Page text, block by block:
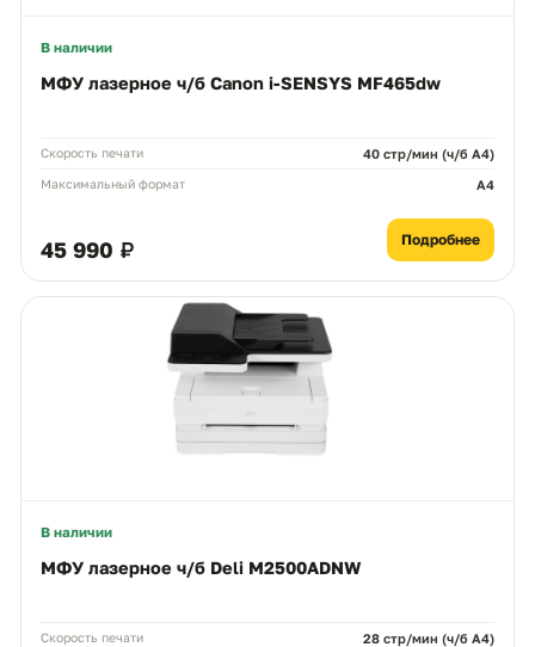
В наличии
МФУ лазерное ч/б Canon i-SENSYS MF465dw
Скорость печати 40 стр/мин (ч/б А4)
Максимальный формат A4
45 990 ₽ Подробнее
В наличии
МФУ лазерное ч/б Deli M2500ADNW
Скорость печати 28 стр/мин (ч/б A4)